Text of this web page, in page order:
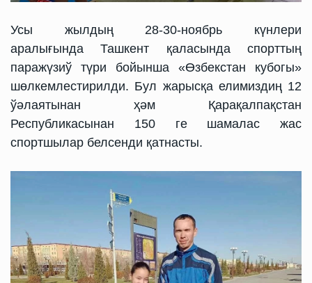
Усы жылдың 28-30-ноябрь күнлери
аралығында Ташкент қаласында спорттың
паражүзиў түри бойынша «Өзбекстан кубогы»
шөлкемлестирилди. Бул жарысқа елимиздиң 12
ўәлаятынан ҳәм Қарақалпақстан
Республикасынан 150 ге шамалас жас
спортшылар белсенди қатнасты.